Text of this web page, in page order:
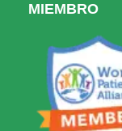
MIEMBRO